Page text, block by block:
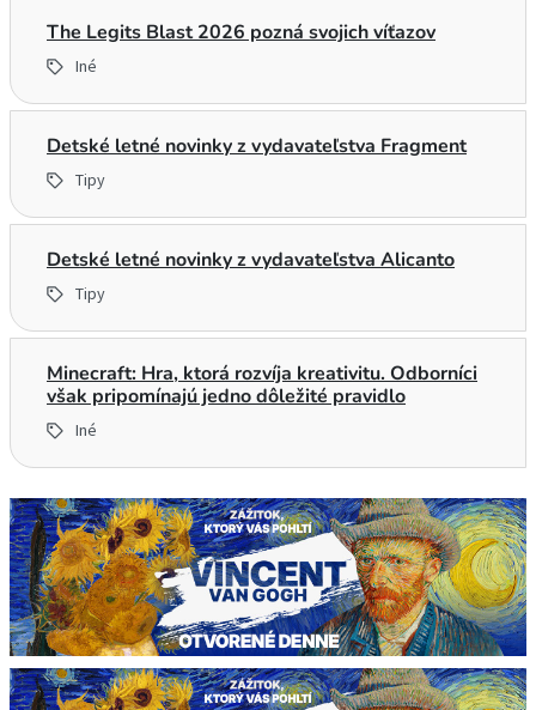
The Legits Blast 2026 pozná svojich víťazov
Iné
Detské letné novinky z vydavateľstva Fragment
Tipy
Detské letné novinky z vydavateľstva Alicanto
Tipy
Minecraft: Hra, ktorá rozvíja kreativitu. Odborníci
však pripomínajú jedno dôležité pravidlo
Iné